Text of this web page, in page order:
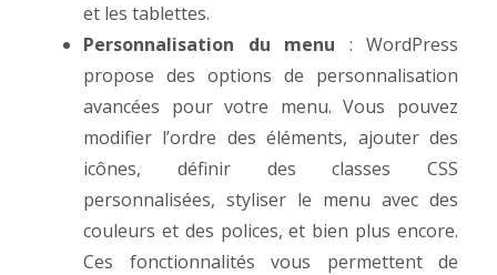
et les tablettes.
Personnalisation du menu : WordPress
propose des options de personnalisation
avancées pour votre menu. Vous pouvez
modifier l’ordre des éléments, ajouter des
icônes, définir des classes CSS
personnalisées, styliser le menu avec des
couleurs et des polices, et bien plus encore.
Ces fonctionnalités vous permettent de